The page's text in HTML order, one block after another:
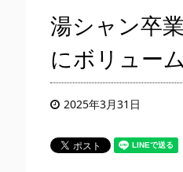
湯シャン卒
にボリュー
2025年3月31日